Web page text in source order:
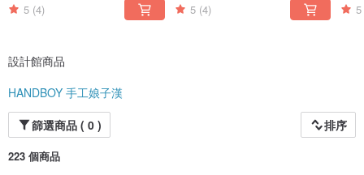
5 (4) 5 (4) 5
設計館商品
HANDBOY 手工娘子漢
篩選商品 ( 0 )
排序
223 個商品